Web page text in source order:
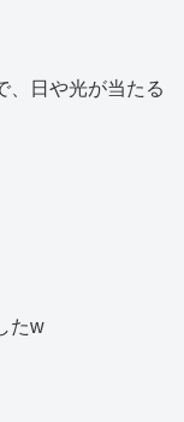
、日や光が当たる
たw